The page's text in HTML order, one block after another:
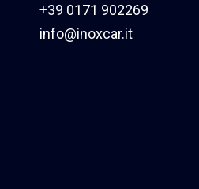
+39 0171 902269
info@inoxcar.it